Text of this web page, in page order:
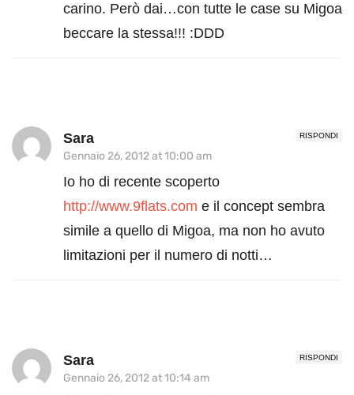
carino. Però dai…con tutte le case su Migoa
beccare la stessa!!! :DDD
RISPONDI
Sara
Gennaio 26, 2012 at 10:00 am
Io ho di recente scoperto
http://www.9flats.com e il concept sembra
simile a quello di Migoa, ma non ho avuto
limitazioni per il numero di notti…
RISPONDI
Sara
Gennaio 26, 2012 at 10:14 am